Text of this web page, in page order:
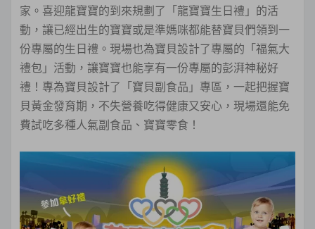
家。喜迎龍寶寶的到來規劃了「龍寶寶生日禮」的活
動，讓已經出生的寶寶或是準媽咪都能替寶貝們領到一
份專屬的生日禮。現場也為寶貝設計了專屬的「福氣大
禮包」活動，讓寶寶也能享有一份專屬的彭湃神秘好
禮！專為寶貝設計了「寶貝副食品」專區，一起把握寶
貝黃金發育期，不失營養吃得健康又安心，現場還能免
費試吃多種人氣副食品、寶寶零食！